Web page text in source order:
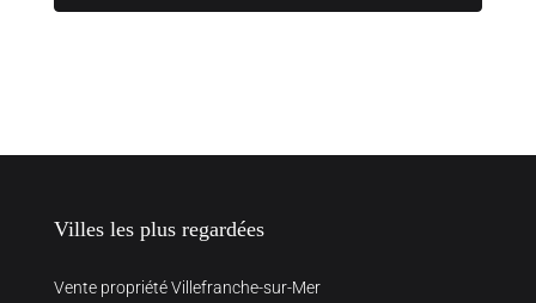
Villes les plus regardées
Vente propriété Villefranche-sur-Mer